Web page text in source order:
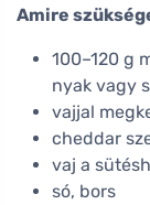
Amire
100–120 g
nyak vagy
vajjal
cheddar
vaj a
só, bors